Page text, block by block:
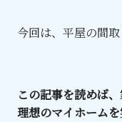
今回は、平屋の間取
この記事を読めば
理想のマイホームを